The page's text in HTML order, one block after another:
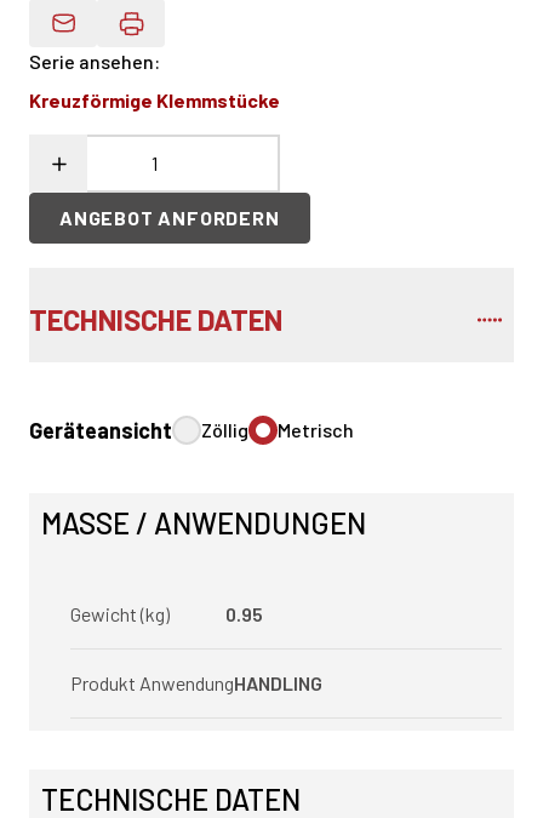
Produktdaten Per E-Mail
Serie ansehen:
Kreuzförmige Klemmstücke
ANGEBOT ANFORDERN
TECHNISCHE DATEN
Geräteansicht Zöllig Metrisch
MASSE / ANWENDUNGEN
Gewicht (kg) 0.95
Produkt AnwendungHANDLING
TECHNISCHE DATEN